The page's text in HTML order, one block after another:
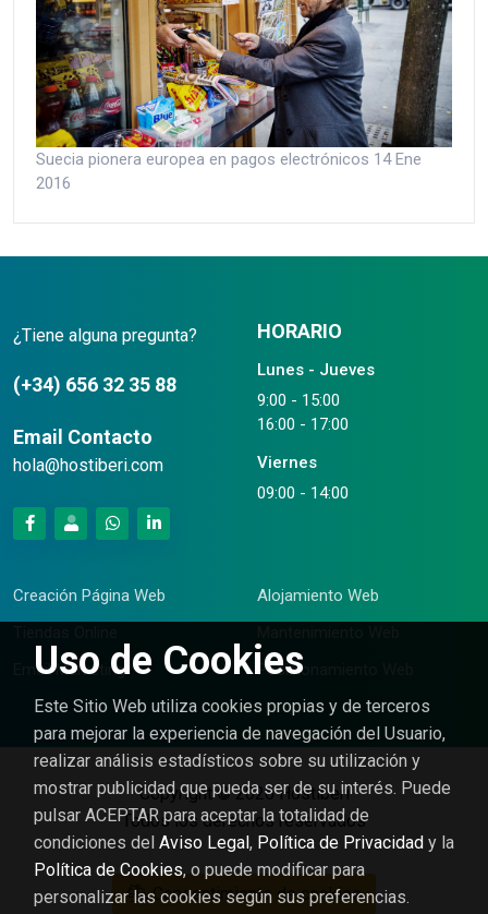
Suecia pionera europea en pagos electrónicos 14 Ene
2016
¿Tiene alguna pregunta?
(+34) 656 32 35 88
Email Contacto
moc.irebitsoh@aloh
HORARIO
Lunes - Jueves
9:00 - 15:00
16:00 - 17:00
Viernes
09:00 - 14:00
Creación Página Web
Email Marketing
Alojamiento Web
Posicionamiento Web
Copyright © 2026Hostiberi
Todos los derechos reservados
Consentimiento de cookies
Uso de Cookies
Este Sitio Web utiliza cookies propias y de terceros
para mejorar la experiencia de navegación del Usuario,
realizar análisis estadísticos sobre su utilización y
mostrar publicidad que pueda ser de su interés. Puede
pulsar ACEPTAR para aceptar la totalidad de
condiciones del Aviso Legal, Política de Privacidad y la
Política de Cookies, o puede modificar para
personalizar las cookies según sus preferencias.